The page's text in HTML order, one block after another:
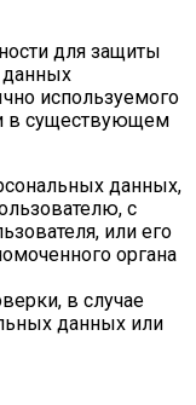
для защиты
данных
используемого
в существующем
данных,
с
или его
органа
в случае
данных или